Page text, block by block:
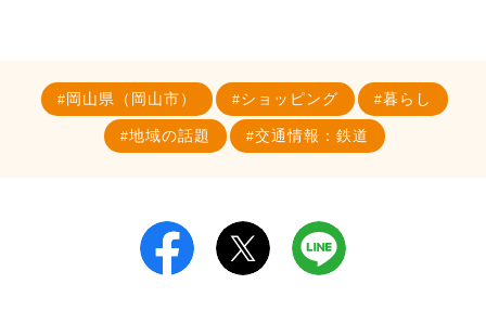
岡山県（岡山市） ショッピング 暮らし
地域の話題 交通情報：鉄道